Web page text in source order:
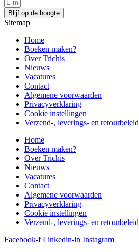
Blijf op de hoogte
Sitemap
Home
Boeken maken?
Over Trichis
Nieuws
Vacatures
Contact
Algemene voorwaarden
Privacyverklaring
Cookie instellingen
Verzend-, leverings- en retourbeleid
Home
Boeken maken?
Over Trichis
Nieuws
Vacatures
Contact
Algemene voorwaarden
Privacyverklaring
Cookie instellingen
Verzend-, leverings- en retourbeleid
Facebook-f Linkedin-in Instagram